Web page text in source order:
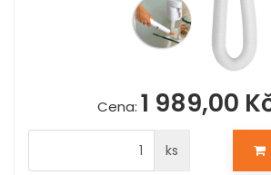
Cena: 1 989,00
ks